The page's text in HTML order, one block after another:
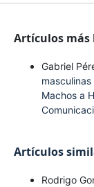
Artículos más
Gabriel
Machos a
Artículos
Rodrigo